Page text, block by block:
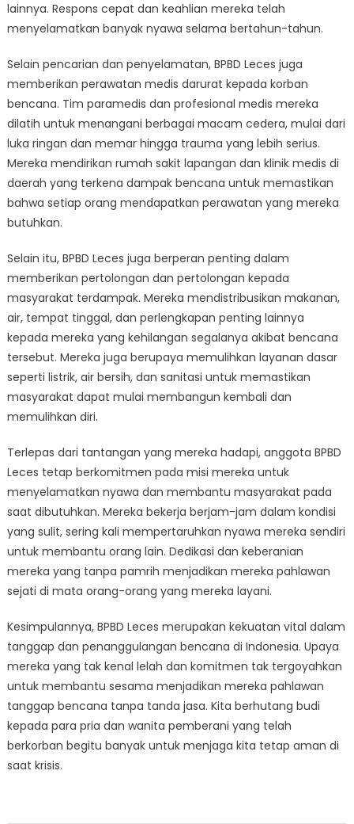
lainnya. Respons cepat dan keahlian mereka telah
menyelamatkan banyak nyawa selama bertahun-tahun.
Selain pencarian dan penyelamatan, BPBD Leces juga
memberikan perawatan medis darurat kepada korban
bencana. Tim paramedis dan profesional medis mereka
dilatih untuk menangani berbagai macam cedera, mulai dari
luka ringan dan memar hingga trauma yang lebih serius.
Mereka mendirikan rumah sakit lapangan dan klinik medis di
daerah yang terkena dampak bencana untuk memastikan
bahwa setiap orang mendapatkan perawatan yang mereka
butuhkan.
Selain itu, BPBD Leces juga berperan penting dalam
memberikan pertolongan dan pertolongan kepada
masyarakat terdampak. Mereka mendistribusikan makanan,
air, tempat tinggal, dan perlengkapan penting lainnya
kepada mereka yang kehilangan segalanya akibat bencana
tersebut. Mereka juga berupaya memulihkan layanan dasar
seperti listrik, air bersih, dan sanitasi untuk memastikan
masyarakat dapat mulai membangun kembali dan
memulihkan diri.
Terlepas dari tantangan yang mereka hadapi, anggota BPBD
Leces tetap berkomitmen pada misi mereka untuk
menyelamatkan nyawa dan membantu masyarakat pada
saat dibutuhkan. Mereka bekerja berjam-jam dalam kondisi
yang sulit, sering kali mempertaruhkan nyawa mereka sendiri
untuk membantu orang lain. Dedikasi dan keberanian
mereka yang tanpa pamrih menjadikan mereka pahlawan
sejati di mata orang-orang yang mereka layani.
Kesimpulannya, BPBD Leces merupakan kekuatan vital dalam
tanggap dan penanggulangan bencana di Indonesia. Upaya
mereka yang tak kenal lelah dan komitmen tak tergoyahkan
untuk membantu sesama menjadikan mereka pahlawan
tanggap bencana tanpa tanda jasa. Kita berhutang budi
kepada para pria dan wanita pemberani yang telah
berkorban begitu banyak untuk menjaga kita tetap aman di
saat krisis.